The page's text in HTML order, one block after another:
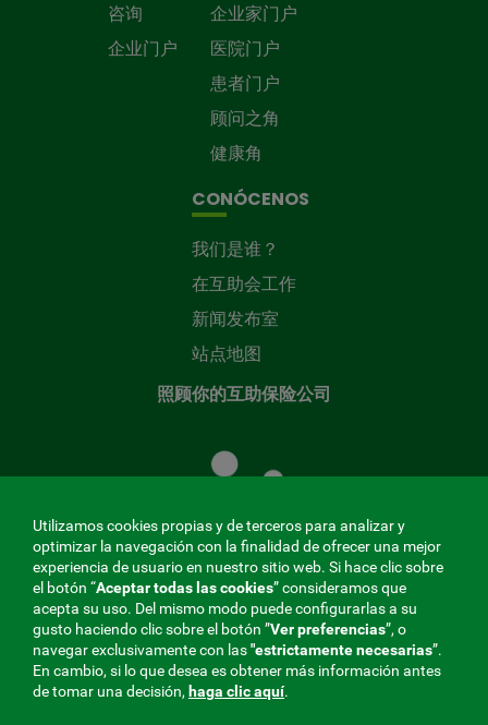
咨询
企业门户
企业家门户
医院门户
患者门户
顾问之角
健康角
CONÓCENOS
我们是谁？
在互助会工作
新闻发布室
站点地图
照顾你的互助保险公司
共
同
基
金
MENÚ
REDES
Utilizamos cookies propias y de terceros para analizar y
optimizar la navegación con la finalidad de ofrecer una mejor
experiencia de usuario en nuestro sitio web. Si hace clic sobre
el botón “Aceptar todas las cookies” consideramos que
acepta su uso. Del mismo modo puede configurarlas a su
gusto haciendo clic sobre el botón ”Ver preferencias”, o
navegar exclusivamente con las"estrictamentenecesarias”.
En cambio, si lo que desea es obtener más información antes
de tomar una decisión, haga clic aquí.